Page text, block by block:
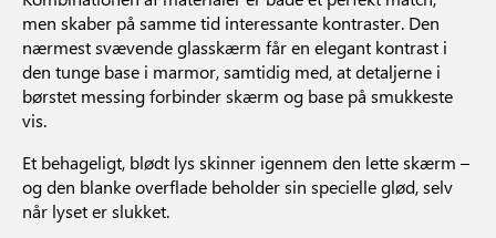
men skaber på samme tid interessante kontraster. Den
nærmest svævende glasskærm får en elegant kontrast i
den tunge base i marmor, samtidig med, at detaljerne i
børstet messing forbinder skærm og base på smukkeste
vis.
Et behageligt, blødt lys skinner igennem den lette skærm –
og den blanke overflade beholder sin specielle glød, selv
når lyset er slukket.